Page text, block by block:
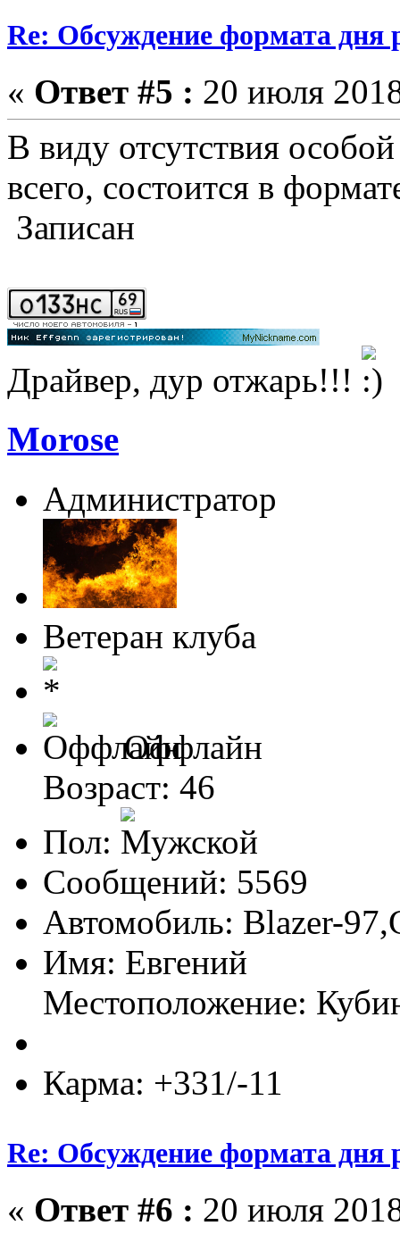
Re: Обсуждение формата дня
« Ответ #5 : 20 июля
В виду отсутствия
всего, состоится в
Записан
Драйвер, дур отжарь!!!
Morose
Администратор
Ветеран клуба
Оффлайн
Возраст: 46
Пол:
Сообщений: 5569
Автомобиль: Blazer-
Имя: Евгений
Местоположение:
Карма: +331/-11
Re: Обсуждение формата дня
« Ответ #6 : 20 июля